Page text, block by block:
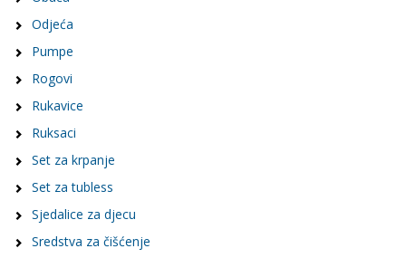
Odjeća
Pumpe
Rogovi
Rukavice
Ruksaci
Set za krpanje
Set za tubless
Sjedalice za djecu
Sredstva za čišćenje